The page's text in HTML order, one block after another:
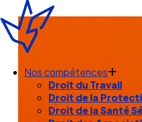
Nos compétences
Droit du Travail
Droit de la